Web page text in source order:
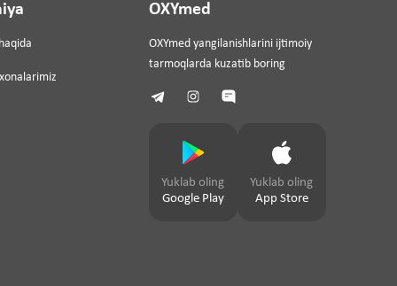
OXYmed
OXYmed yangilanishlarini ijtimoiy
tarmoqlarda kuzatib boring
Yuklab oling
Google Play
Yuklab oling
App Store